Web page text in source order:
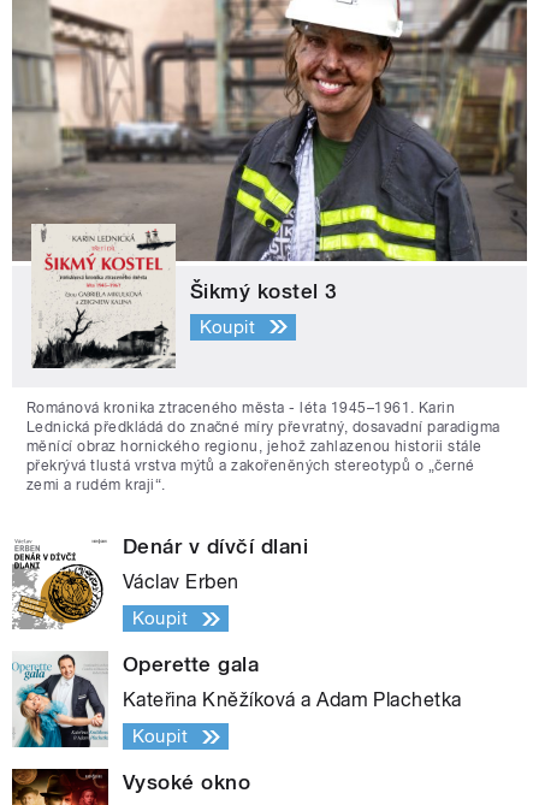
Šikmý kostel 3
Koupit
Románová kronika ztraceného města - léta 1945–1961. Karin
Lednická předkládá do značné míry převratný, dosavadní paradigma
měnící obraz hornického regionu, jehož zahlazenou historii stále
překrývá tlustá vrstva mýtů a zakořeněných stereotypů o „černé
zemi a rudém kraji“.
Denár v dívčí dlani
Václav Erben
Koupit
Operette gala
Kateřina Kněžíková a Adam Plachetka
Koupit
Vysoké okno